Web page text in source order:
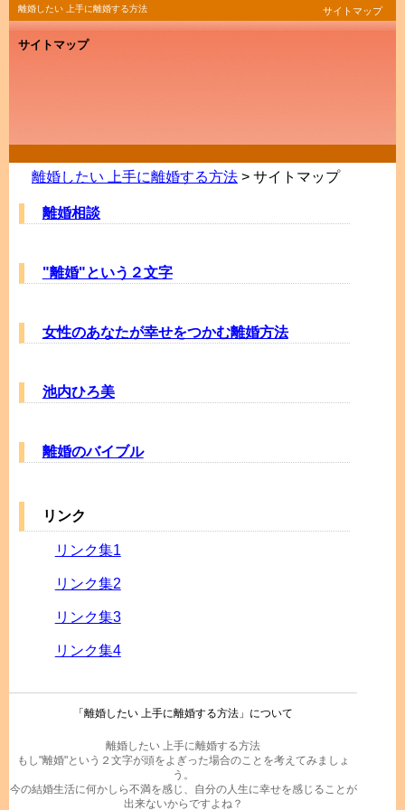
離婚したい 上手に離婚する方法 サイトマップ
サイトマップ
離婚したい 上手に離婚する方法 > サイトマップ
離婚相談
"離婚"という２文字
女性のあなたが幸せをつかむ離婚方法
池内ひろ美
離婚のバイブル
リンク
リンク集1
リンク集2
リンク集3
リンク集4
「離婚したい 上手に離婚する方法」について
離婚したい 上手に離婚する方法
もし"離婚"という２文字が頭をよぎった場合のことを考えてみましょ
う。
今の結婚生活に何かしら不満を感じ、自分の人生に幸せを感じることが
出来ないからですよね？